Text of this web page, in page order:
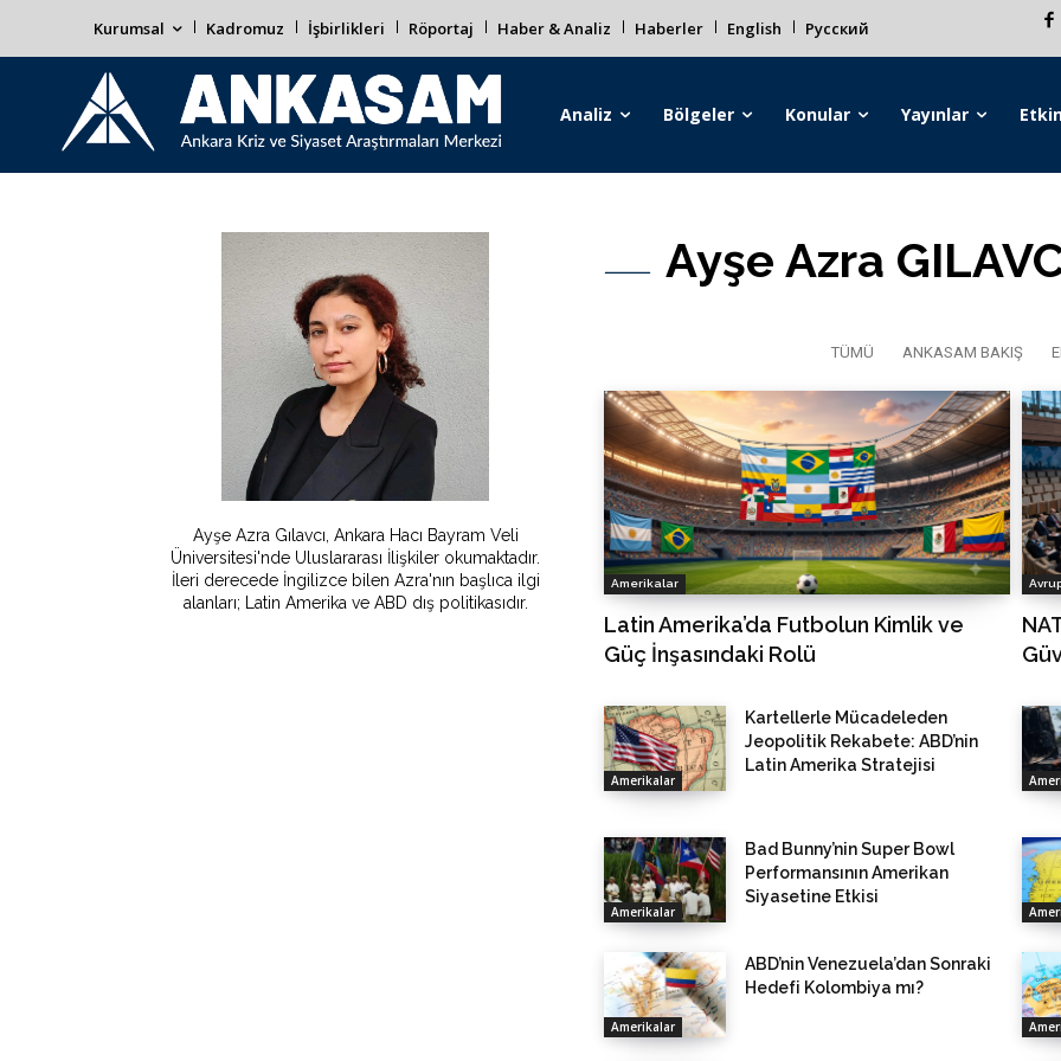
Kurumsal Kadromuz İşbirlikleri Röportaj Haber & Analiz Haberler English Русский
Analiz Bölgeler Konular Yayınlar
Ayşe Azra Gılavcı, Ankara Hacı Bayram Veli
Üniversitesi'nde Uluslararası İlişkiler okumaktadır.
İleri derecede İngilizce bilen Azra'nın başlıca ilgi
alanları; Latin Amerika ve ABD dış politikasıdır.
Ayşe Azra
TÜMÜ ANKASAM BAKIŞ
Amerikalar
Latin Amerika’da Futbolun Kimlik ve
Güç İnşasındaki Rolü
Amerikalar
Kartellerle Mücadeleden
Jeopolitik Rekabete: ABD’nin
Latin Amerika Stratejisi
Amerikalar
Bad Bunny’nin Super Bowl
Performansının Amerikan
Siyasetine Etkisi
Amerikalar
ABD’nin Venezuela’dan Sonraki
Hedefi Kolombiya mı?